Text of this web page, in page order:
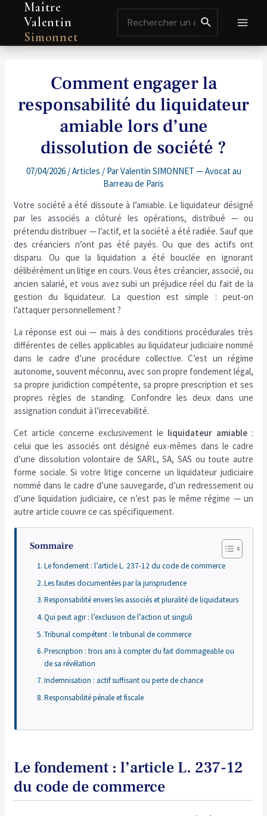
contenu
Maître
Valentin
Simonnet
for:
Comment engager la
responsabilité du liquidateur
amiable lors d’une
dissolution de société ?
07/04/2026 /Articles / ParValentin SIMONNET — Avocat au
Barreau de Paris
Votre société a été dissoute à l’amiable. Le liquidateur désigné
par les associés a clôturé les opérations, distribué — ou
prétendu distribuer — l’actif, et la société a été radiée. Sauf que
des créanciers n’ont pas été payés. Ou que des actifs ont
disparu. Ou que la liquidation a été bouclée en ignorant
délibérément un litige en cours. Vous êtes créancier, associé, ou
ancien salarié, et vous avez subi un préjudice réel du fait de la
gestion du liquidateur. La question est simple : peut-on
l’attaquer personnellement ?
La réponse est oui — mais à des conditions procédurales très
différentes de celles applicables au liquidateur judiciaire nommé
dans le cadre d’une procédure collective. C’est un régime
autonome, souvent méconnu, avec son propre fondement légal,
sa propre juridiction compétente, sa propre prescription et ses
propres règles de standing. Confondre les deux dans une
assignation conduit à l’irrecevabilité.
Cet article concerne exclusivement le liquidateur amiable:
celui que les associés ont désigné eux-mêmes dans le cadre
d’une dissolution volontaire de SARL, SA, SAS ou toute autre
forme sociale. Si votre litige concerne un liquidateur judiciaire
nommé dans le cadre d’une sauvegarde, d’un redressement ou
d’une liquidation judiciaire, ce n’est pas le même régime — un
autre article couvre ce cas spécifiquement.
Sommaire
Le fondement : l’article L. 237-12 du code de commerce
Les fautes documentées par la jurisprudence
Responsabilité envers les associés et pluralité de liquidateurs
Qui peut agir : l’exclusion de l’action ut singuli
Tribunal compétent : le tribunal de commerce
Prescription : trois ans à compter du fait dommageable ou
de sa révélation
Indemnisation : actif suffisant ou perte de chance
Responsabilité pénale et fiscale
Le fondement : l’article L. 237-12
du code de commerce
Navigation
de